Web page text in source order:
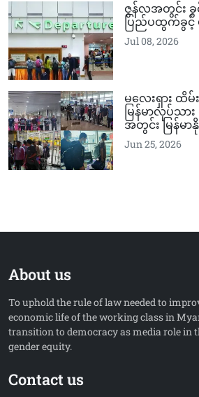
ဇွန်လအတွင်း ခွ
ပြည်ပထွက်ခွင့်
Jul 08, 2026
မလေးရှား ထိမ်
မြန်မာလုပ်သ
အတွင်း မြန်မာ
Jun 25, 2026
About us
To uphold the rule of law needed to
economic life of the working class in
transition to democracy as media role in
gender equity.
Contact us